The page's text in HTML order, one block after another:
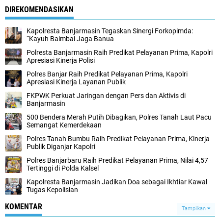
DIREKOMENDASIKAN
Kapolresta Banjarmasin Tegaskan Sinergi Forkopimda:
“Kayuh Baimbai Jaga Banua
Polresta Banjarmasin Raih Predikat Pelayanan Prima, Kapolri
Apresiasi Kinerja Polisi
Polres Banjar Raih Predikat Pelayanan Prima, Kapolri
Apresiasi Kinerja Layanan Publik
FKPWK Perkuat Jaringan dengan Pers dan Aktivis di
Banjarmasin
500 Bendera Merah Putih Dibagikan, Polres Tanah Laut Pacu
Semangat Kemerdekaan
Polres Tanah Bumbu Raih Predikat Pelayanan Prima, Kinerja
Publik Diganjar Kapolri
Polres Banjarbaru Raih Predikat Pelayanan Prima, Nilai 4,57
Tertinggi di Polda Kalsel
Kapolresta Banjarmasin Jadikan Doa sebagai Ikhtiar Kawal
Tugas Kepolisian
KOMENTAR Tampilkan